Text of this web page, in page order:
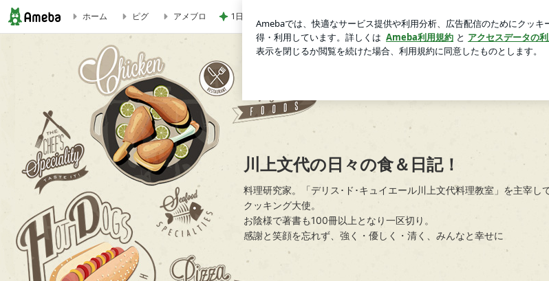
マーマレードや夏みかんピール♪ | 川上文代の日々の食＆日記！
ホーム ピグ アメブロ 1日2万歩以上歩いても痛くないサンダル
川上文代の日々の食＆日記！
料理研究家。「デリス･ド･キュイエール川上文代料理教室」を主宰し
クッキング大使。
お陰様で著書も100冊以上となり一区切り。
感謝と笑顔を忘れず、強く・優しく・清く、みんなと幸せに